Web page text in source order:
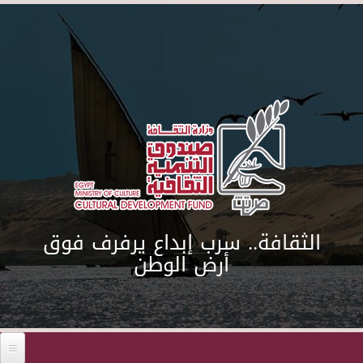
Skip to main content
الثقافة.. سرب إبداع يرفرف فوق
أرض الوطن
Before 01
02